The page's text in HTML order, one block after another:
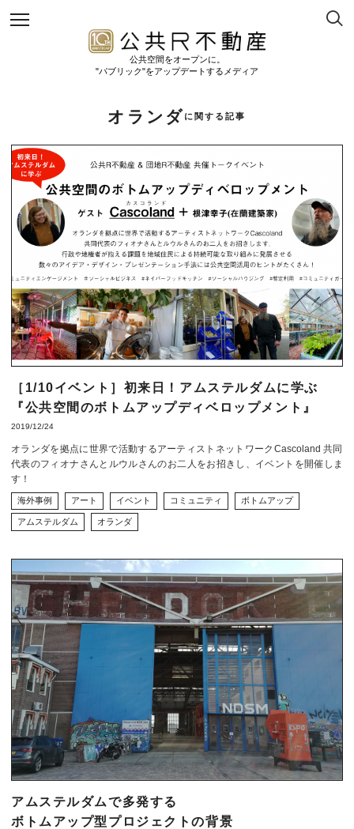
公共空間をオープンに。
"パブリック"をアップデートするメディア
オランダに関する記事
［1/10イベント］初来日！アムステルダムに学ぶ
『公共空間のボトムアップディベロップメント』
2019/12/24
オランダを拠点に世界で活動するアーティストネットワークCascoland 共同
代表のフィオナさんとルウルさんのお二人をお招きし、イベントを開催しま
す！
海外事例 アート イベント コミュニティ ボトムアップ
アムステルダム オランダ
アムステルダムで多発する
ボトムアップ型プロジェクトの背景